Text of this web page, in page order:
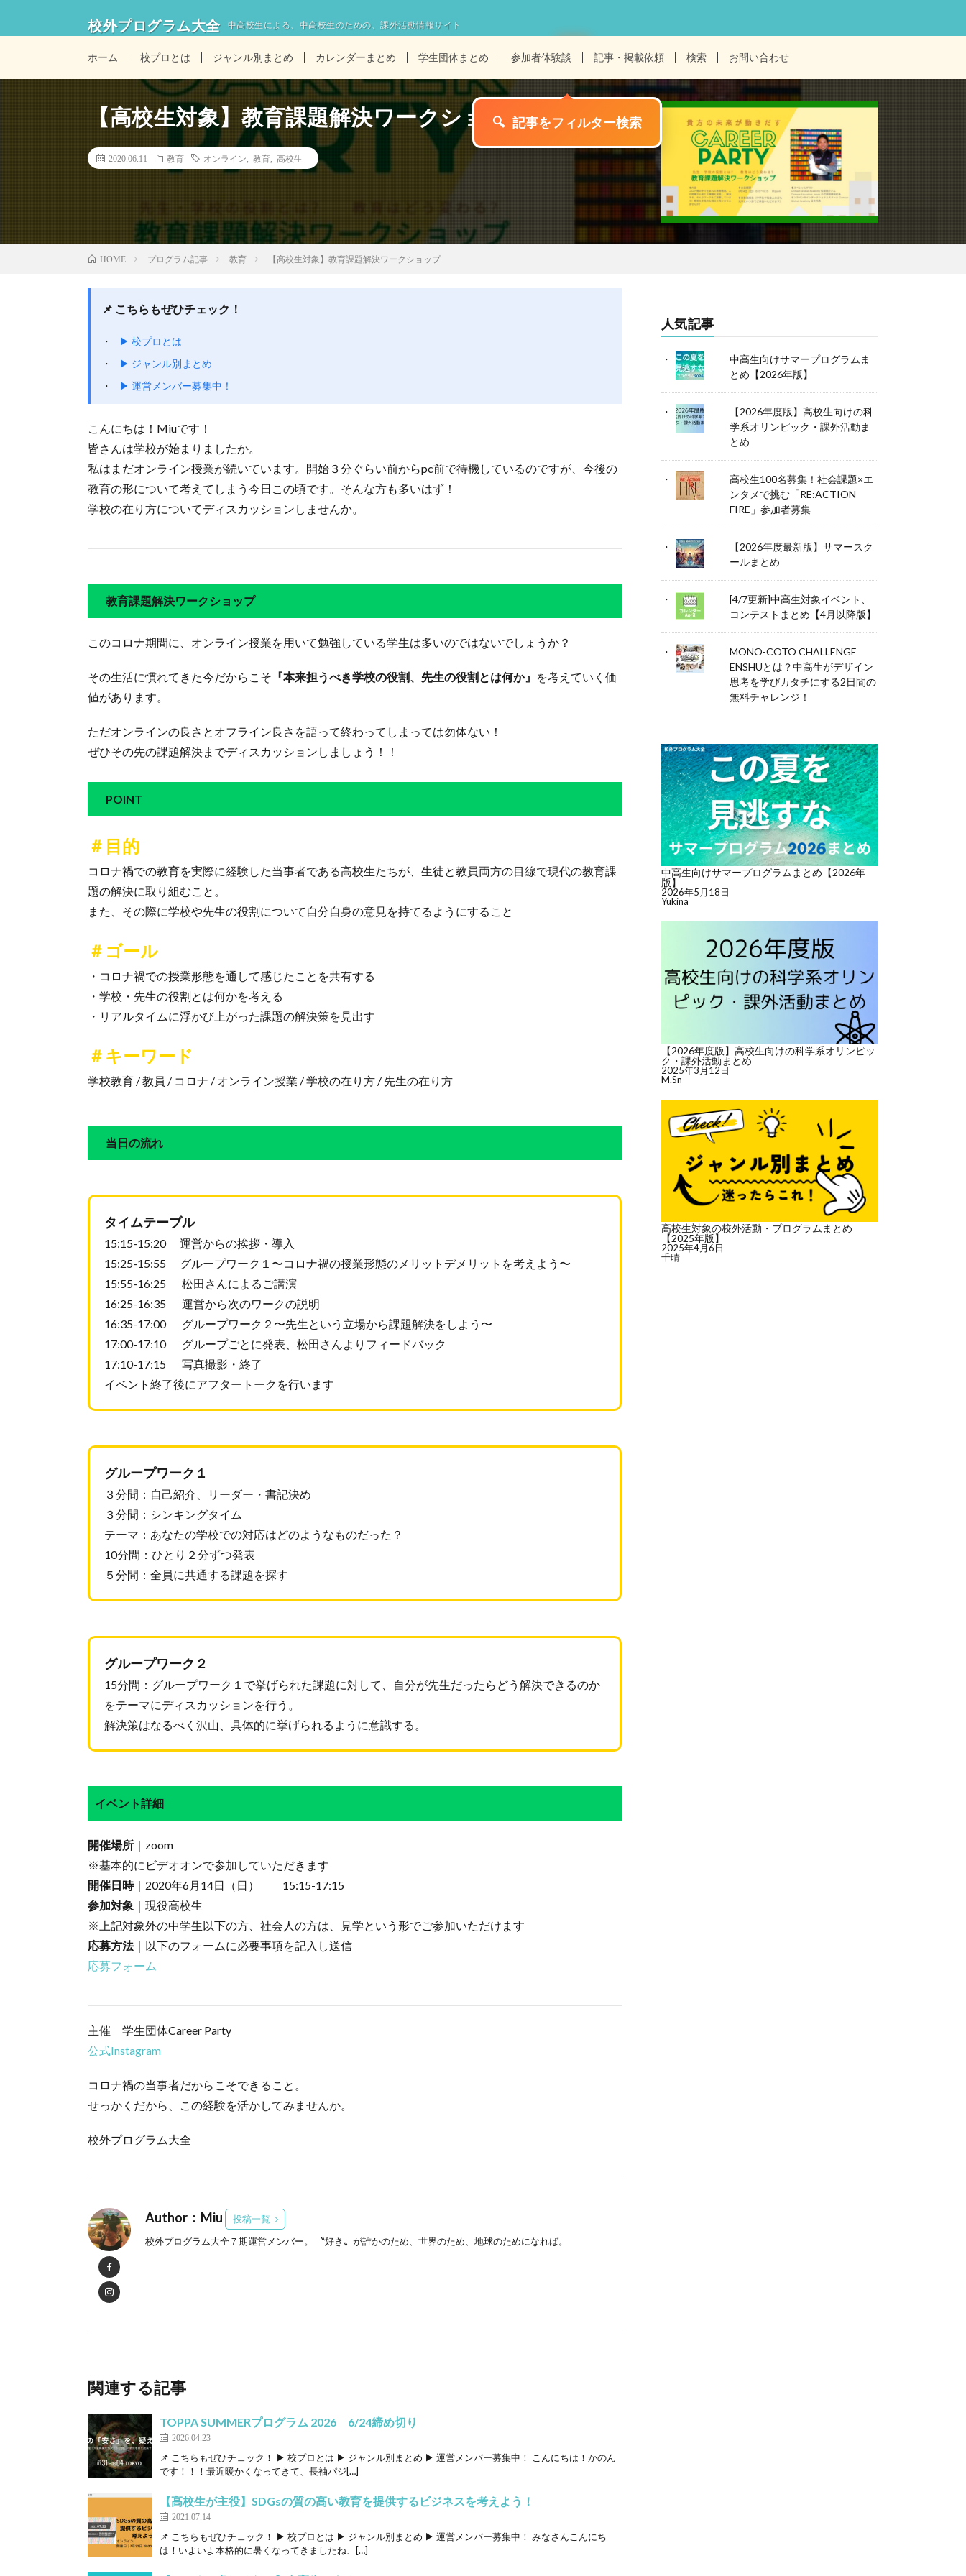
校外プログラム大全 中高校生による、中高校生のための、課外活動情報サイト
ホーム 校プロとは ジャンル別まとめ カレンダーまとめ 学生団体まとめ 参加者体験談 記事・掲載依頼 検索 お問い合わせ
【高校生対象】教育課題解決ワークショップ
2020.06.11 教育 オンライン 教育 高校生
HOME プログラム記事 教育 【高校生対象】教育課題解決ワークショップ
📌 こちらもぜひチェック！
▶ 校プロとは
▶ ジャンル別まとめ
▶ 運営メンバー募集中！
こんにちは！Miuです！
皆さんは学校が始まりましたか。
私はまだオンライン授業が続いています。開始３分ぐらい前からpc前で待機しているのですが、今後の
教育の形について考えてしまう今日この頃です。そんな方も多いはず！
学校の在り方についてディスカッションしませんか。
教育課題解決ワークショップ
このコロナ期間に、オンライン授業を用いて勉強している学生は多いのではないでしょうか？
その生活に慣れてきた今だからこそ 『本来担うべき学校の役割、先生の役割とは何か』 を考えていく価
値があります。
ただオンラインの良さとオフライン良さを語って終わってしまっては勿体ない！
ぜひその先の課題解決までディスカッションしましょう！！
POINT
＃目的
コロナ禍での教育を実際に経験した当事者である高校生たちが、生徒と教員両方の目線で現代の教育課
題の解決に取り組むこと。
また、その際に学校や先生の役割について自分自身の意見を持てるようにすること
＃ゴール
・コロナ禍での授業形態を通して感じたことを共有する
・学校・先生の役割とは何かを考える
・リアルタイムに浮かび上がった課題の解決策を見出す
＃キーワード
学校教育 / 教員 / コロナ / オンライン授業 / 学校の在り方 / 先生の在り方
当日の流れ
タイムテーブル
15:15-15:20 運営からの挨拶・導入
15:25-15:55 グループワーク１〜コロナ禍の授業形態のメリットデメリットを考えよう〜
15:55-16:25 松田さんによるご講演
16:25-16:35 運営から次のワークの説明
16:35-17:00 グループワーク２〜先生という立場から課題解決をしよう〜
17:00-17:10 グループごとに発表、松田さんよりフィードバック
17:10-17:15 写真撮影・終了
イベント終了後にアフタートークを行います
グループワーク１
３分間：自己紹介、リーダー・書記決め
３分間：シンキングタイム
テーマ：あなたの学校での対応はどのようなものだった？
10分間：ひとり２分ずつ発表
５分間：全員に共通する課題を探す
グループワーク２
15分間：グループワーク１で挙げられた課題に対して、自分が先生だったらどう解決できるのか
をテーマにディスカッションを行う。
解決策はなるべく沢山、具体的に挙げられるように意識する。
イベント詳細
開催場所 ｜zoom
※基本的にビデオオンで参加していただきます
開催日時｜2020年6月14日（日） 15:15-17:15
参加対象 ｜現役高校生
※上記対象外の中学生以下の方、社会人の方は、見学という形でご参加いただけます
応募方法｜以下のフォームに必要事項を記入し送信
応募フォーム
主催 学生団体Career Party
公式Instagram
コロナ禍の当事者だからこそできること。
せっかくだから、この経験を活かしてみませんか。
校外プログラム大全
Author：Miu
投稿一覧
校外プログラム大全７期運営メンバー。 〝好き〟が誰かのため、世界のため、地球のためになれば。
関連する記事
TOPPA SUMMERプログラム 2026 6/24締め切り
2026.04.23
📌 こちらもぜひチェック！ ▶ 校プロとは ▶ ジャンル別まとめ ▶ 運営メンバー募集中！ こんにちは！かのん
です！！！最近暖かくなってきて、長袖パジ[…]
【高校生が主役】SDGsの質の高い教育を提供するビジネスを考えよう！
2021.07.14
📌 こちらもぜひチェック！ ▶ 校プロとは ▶ ジャンル別まとめ ▶ 運営メンバー募集中！ みなさんこんにち
は！いよいよ本格的に暑くなってきましたね、[…]
人気記事
中高生向けサマープログラムま
とめ【2026年版】
【2026年度版】高校生向けの科
学系オリンピック・課外活動ま
とめ
高校生100名募集！社会課題×エ
ンタメで挑む「RE:ACTION
FIRE」参加者募集
【2026年度最新版】サマースク
ールまとめ
[4/7更新]中高生対象イベント、
コンテストまとめ【4月以降版】
MONO-COTO CHALLENGE
ENSHUとは？中高生がデザイン
思考を学びカタチにする2日間の
無料チャレンジ！
中高生向けサマープログラムまとめ【2026年
版】
2026年5月18日
Yukina
【2026年度版】高校生向けの科学系オリンピッ
ク・課外活動まとめ
2025年3月12日
M.Sn
高校生対象の校外活動・プログラムまとめ
【2025年版】
2025年4月6日
千晴